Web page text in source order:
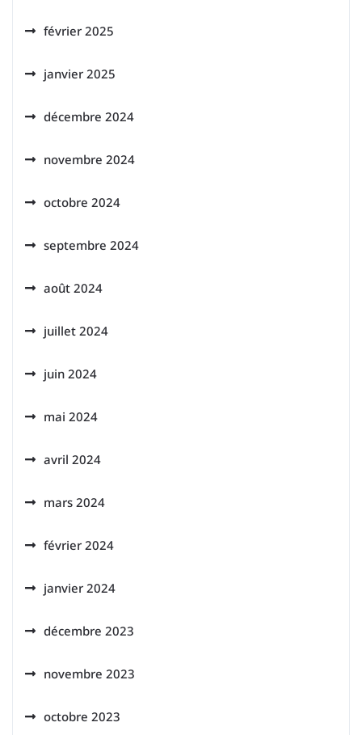
février 2025
janvier 2025
décembre 2024
novembre 2024
octobre 2024
septembre 2024
août 2024
juillet 2024
juin 2024
mai 2024
avril 2024
mars 2024
février 2024
janvier 2024
décembre 2023
novembre 2023
octobre 2023